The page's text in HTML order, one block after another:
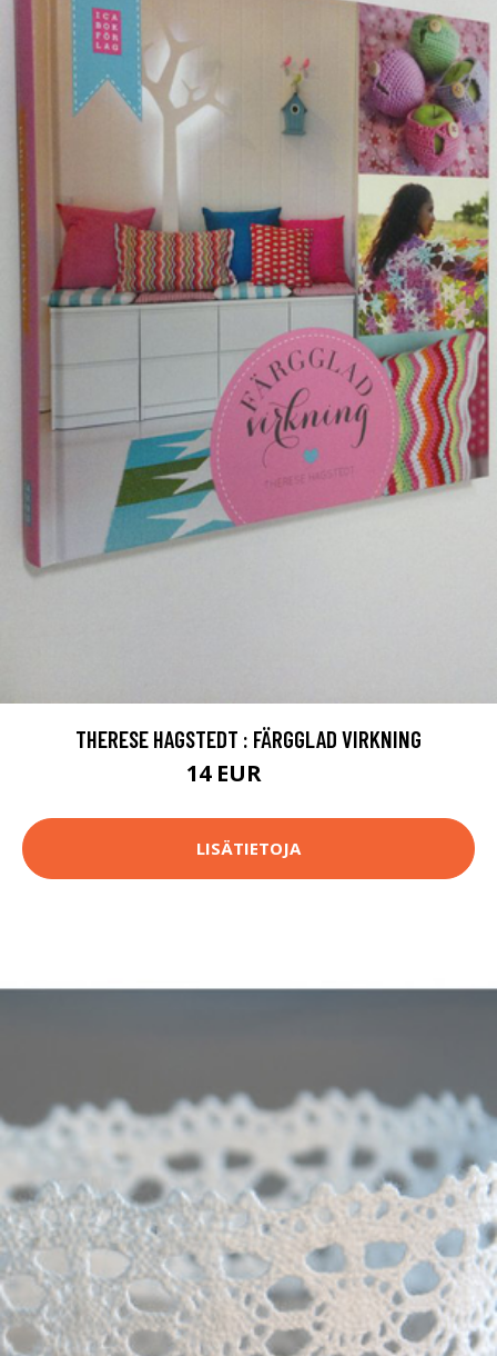
THERESE HAGSTEDT : FÄRGGLAD VIRKNING
14 EUR
LISÄTIETOJA